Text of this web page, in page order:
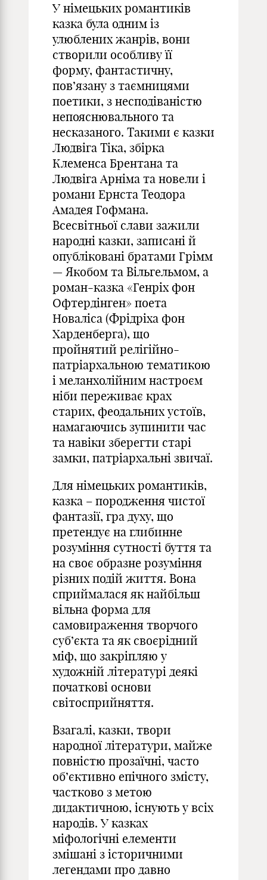
У німецьких романтиків
казка була одним із
улюблених жанрів, вони
створили особливу її
форму, фантастичну,
пов’язану з таємницями
поетики, з несподіваністю
непояснювального та
несказаного. Такими є казки
Людвіга Тіка, збірка
Клеменса Брентана та
Людвіга Арніма та новели і
романи Ернста Теодора
Амадея Гофмана.
Всесвітньої слави зажили
народні казки, записані й
опубліковані братами Грімм
— Якобом та Вільгельмом, а
роман-казка «Генріх фон
Офтердінген» поета
Новаліса (Фрідріха фон
Харденберга), що
пройнятий релігійно-
патріархальною тематикою
і меланхолійним настроєм
ніби переживає крах
старих, феодальних устоїв,
намагаючись зупинити час
та навіки зберегти старі
замки, патріархальні звичаї.
Для німецьких романтиків,
казка – породження чистої
фантазії, гра духу, що
претендує на глибинне
розуміння сутності буття та
на своє образне розуміння
різних подій життя. Вона
сприймалася як найбільш
вільна форма для
самовираження творчого
суб’єкта та як своєрідний
міф, що закріпляю у
художній літературі деякі
початкові основи
світосприйняття.
Взагалі, казки, твори
народної літератури, майже
повністю прозаїчні, часто
об’єктивно епічного змісту,
частково з метою
дидактичною, існують у всіх
народів. У казках
міфологічні елементи
змішані з історичними
легендами про давно